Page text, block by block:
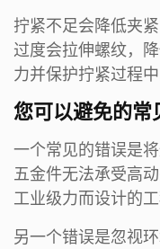
拧紧不足会降低夹
过度会拉伸螺纹，
力并保护拧紧过程中
您可以避免的常
一个常见的错误是
五金件无法承受高
工业级力而设计的工
另一个错误是忽视